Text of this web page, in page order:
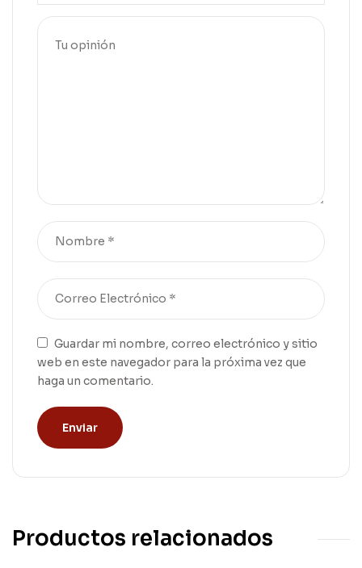
Guardar mi nombre, correo electrónico y sitio
web en este navegador para la próxima vez que
haga un comentario.
Productos relacionados